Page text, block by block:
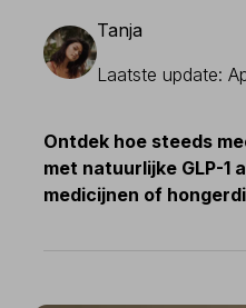
Tanja
Laatste update:
Ontdek hoe steeds
met natuurlijke GLP-1
medicijnen of